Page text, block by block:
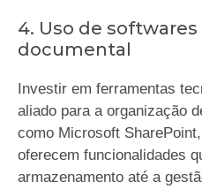
4. Uso de
documental
Investir em ferramentas
aliado para a organização
como Microsoft
oferecem funcionalidades
armazenamento até a